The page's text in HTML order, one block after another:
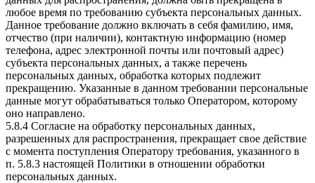
любое время по требованию субъекта персональных данных.
Данное требование должно включать в себя фамилию, имя,
отчество (при наличии), контактную информацию (номер
телефона, адрес электронной почты или почтовый адрес)
субъекта персональных данных, а также перечень
персональных данных, обработка которых подлежит
прекращению. Указанные в данном требовании персональные
данные могут обрабатываться только Оператором, которому
оно направлено.
5.8.4 Согласие на обработку персональных данных,
разрешенных для распространения, прекращает свое действие
с момента поступления Оператору требования, указанного в
п. 5.8.3 настоящей Политики в отношении обработки
персональных данных.